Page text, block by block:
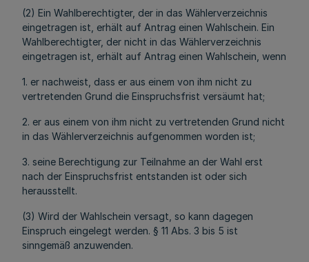
(2) Ein Wahlberechtigter, der in das Wählerverzeichnis
eingetragen ist, erhält auf Antrag einen Wahlschein. Ein
Wahlberechtigter, der nicht in das Wählerverzeichnis
eingetragen ist, erhält auf Antrag einen Wahlschein, wenn
1. er nachweist, dass er aus einem von ihm nicht zu
vertretenden Grund die Einspruchsfrist versäumt hat;
2. er aus einem von ihm nicht zu vertretenden Grund nicht
in das Wählerverzeichnis aufgenommen worden ist;
3. seine Berechtigung zur Teilnahme an der Wahl erst
nach der Einspruchsfrist entstanden ist oder sich
herausstellt.
(3) Wird der Wahlschein versagt, so kann dagegen
Einspruch eingelegt werden. § 11 Abs. 3 bis 5 ist
sinngemäß anzuwenden.